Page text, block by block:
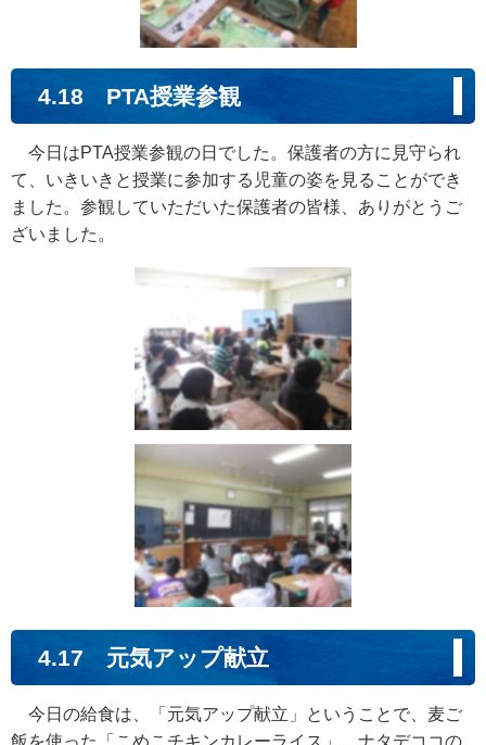
4.18 PTA授業参観
今日はPTA授業参観の日でした。保護者の方に見守られ
て、いきいきと授業に参加する児童の姿を見ることができ
ました。参観していただいた保護者の皆様、ありがとうご
ざいました。
4.17 元気アップ献立
今日の給食は、「元気アップ献立」ということで、麦ご